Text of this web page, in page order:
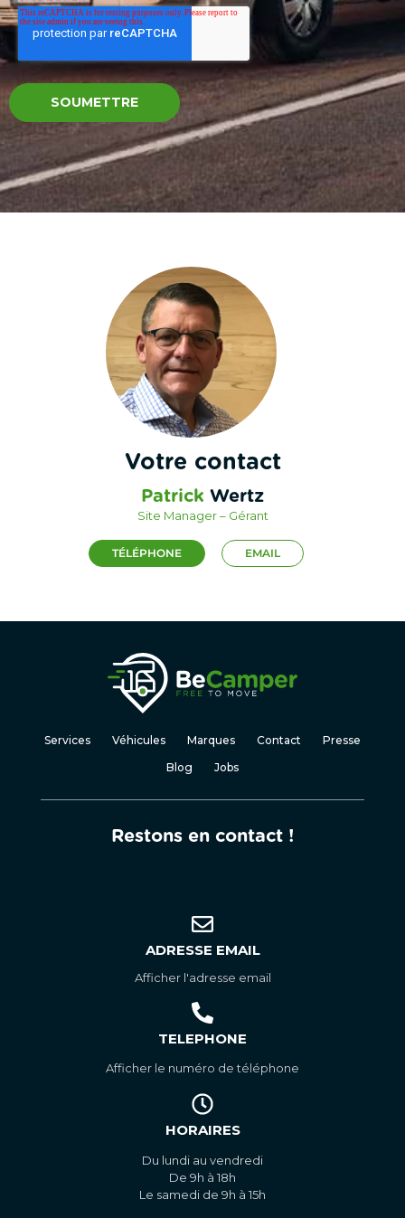
Votre contact
Patrick Wertz
Site Manager – Gérant
TÉLÉPHONE EMAIL
Services Véhicules Marques Contact
Presse
Blog
Jobs
Restons en contact !
ADRESSE EMAIL
Afficher l'adresse email
TELEPHONE
Afficher le numéro de téléphone
HORAIRES
Du lundi au vendredi
De 9h à 18h
Le samedi de 9h à 15h